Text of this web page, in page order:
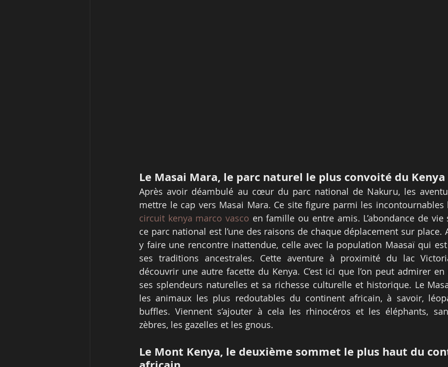
Le Masai Mara, le parc naturel le plus convoité du Kenya
Après avoir déambulé au cœur du parc national de Nakuru, les
circuit kenya marco vasco en famille ou entre amis. L’abondance de vie
ce parc national est l’une des raisons de chaque déplacement sur place.
y faire une rencontre inattendue, celle avec la population Maasaï qui
ses traditions ancestrales. Cette aventure à proximité du lac
découvrir une autre facette du Kenya. C’est ici que l’on peut admirer
ses splendeurs naturelles et sa richesse culturelle et historique. Le
les animaux les plus redoutables du continent africain, à savoir,
buffles. Viennent s’ajouter à cela les rhinocéros et les éléphants,
zèbres, les gazelles et les gnous.
Le Mont Kenya, le deuxième sommet le plus haut du